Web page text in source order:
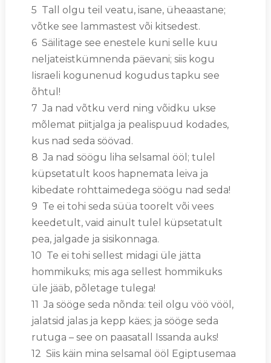
5 Tall olgu teil veatu, isane, üheaastane;
võtke see lammastest või kitsedest.
6 Säilitage see enestele kuni selle kuu
neljateistkümnenda päevani; siis kogu
Iisraeli kogunenud kogudus tapku see
õhtul!
7 Ja nad võtku verd ning võidku ukse
mõlemat piitjalga ja pealispuud kodades,
kus nad seda söövad.
8 Ja nad söögu liha selsamal ööl; tulel
küpsetatult koos hapnemata leiva ja
kibedate rohttaimedega söögu nad seda!
9 Te ei tohi seda süüa toorelt või vees
keedetult, vaid ainult tulel küpsetatult
pea, jalgade ja sisikonnaga.
10 Te ei tohi sellest midagi üle jätta
hommikuks; mis aga sellest hommikuks
üle jääb, põletage tulega!
11 Ja sööge seda nõnda: teil olgu vöö vööl,
jalatsid jalas ja kepp käes; ja sööge seda
rutuga – see on paasatall Issanda auks!
12 Siis käin mina selsamal ööl Egiptusemaa